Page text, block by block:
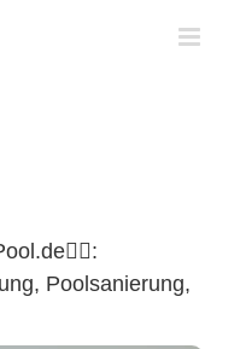
Poolsanierung,